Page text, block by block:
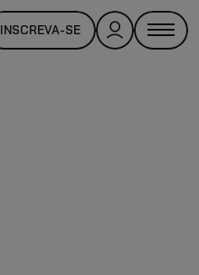
INSCREVA-SE